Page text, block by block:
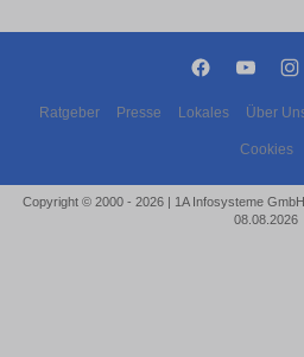
Ratgeber Presse Lokales Über
Cookies
Copyright © 2000 - 2026 | 1A Infosysteme
08.08.2026